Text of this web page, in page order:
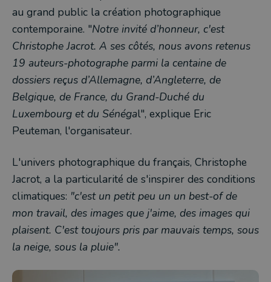
au grand public la création photographique
contemporaine. "Notre invité d’honneur, c'est
Christophe Jacrot. A ses côtés, nous avons retenus
19 auteurs-photographe parmi la centaine de
dossiers reçus d’Allemagne, d’Angleterre, de
Belgique, de France, du Grand-Duché du
Luxembourg et du Sénégal", explique Eric
Peuteman, l'organisateur.
L'univers photographique du français, Christophe
Jacrot, a la particularité de s'inspirer des conditions
climatiques: "c'est un petit peu un un best-of de
mon travail, des images que j'aime, des images qui
plaisent. C'est toujours pris par mauvais temps, sous
la neige, sous la pluie".